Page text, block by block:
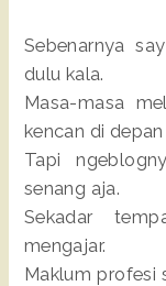
Sebenarnya
dulu kala.
Masa-masa
kencan di
Tapi
senang aja.
Sekadar
mengajar.
Maklum profesi